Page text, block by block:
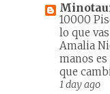
10000
lo que
Amalia
manos
que
1 day ago